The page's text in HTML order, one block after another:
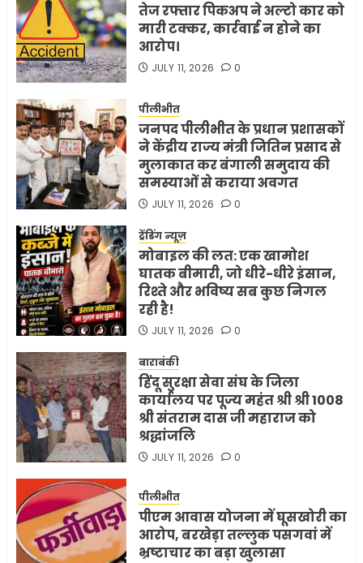
तेज रफ्तार पिकअप ने अल्टो कार को
मारी टक्कर, कार्रवाई न होने का
आरोप।
JULY 11, 2026 0
पीलीभीत
जनपद पीलीभीत के प्रधान प्रशासकों
ने केंद्रीय राज्य मंत्री जितिन प्रसाद से
मुलाकात कर बंगाली समुदाय की
समस्याओं से कराया अवगत
JULY 11, 2026 0
ट्रेंडिंग न्यूज़
मोबाइल की लत: एक खामोश
घातक बीमारी, जो धीरे-धीरे इंसान,
रिश्ते और भविष्य सब कुछ निगल
रही है!
JULY 11, 2026 0
बाराबंकी
हिंदू सुरक्षा सेवा संघ के जिला
कार्यालय पर पूज्य महंत श्री श्री 1008
श्री संतराम दास जी महाराज को
श्रद्धांजलि
JULY 11, 2026 0
पीलीभीत
पीएम आवास योजना में घूसखोरी का
आरोप, बरखेड़ा तल्लुक पसगवां में
भ्रष्टाचार का बड़ा खुलासा